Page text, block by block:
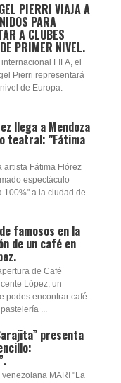
PIERRI VIAJA A
PARA
A CLUBES
PRIMER NIVEL.
FIFA, el
Pierri representará
de Europa.
llega a Mendoza
teatral: "Fátima
artista Fátima Flórez
espectáculo
100%" a la ciudad de
famosos en la
de un café en
de Café
López, un
podes encontrar café
...
presenta
venezolana MARI "La